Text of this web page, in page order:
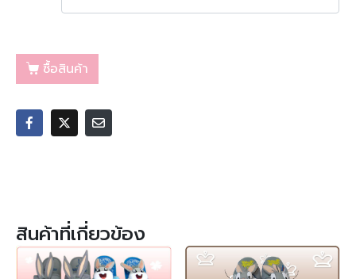
ซื้อสินค้า
สินค้าที่เกี่ยวข้อง